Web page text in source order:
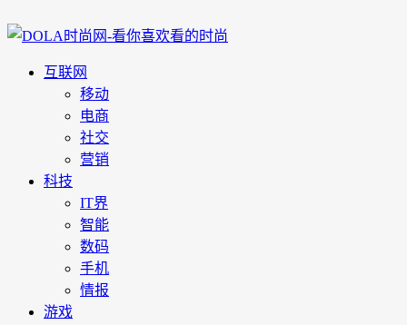
互联网
移动
电商
社交
营销
科技
IT界
智能
数码
手机
情报
游戏